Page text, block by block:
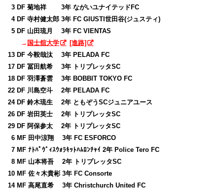
03 DF 菊地祥 3年 ながいユナイテッドFC
04 DF 寺村健太郎 3年 FC GIUSTI世田谷(ジュスティ)
05 DF 山田琉月 3年 FC VIENTAS
→ 国士舘大学
[進路]
13 DF 今鞍哉汰 3年 PELADA FC
17 DF 冨田航希 3年 トリプレッタSC
18 DF 羽澤蒼雲 3年 BOBBIT TOKYO FC
22 DF 川島空斗 2年 PELADA FC
24 DF 鈴木琉生 2年 ともぞうSCジュニアユース
26 DF 岩田英士 2年 トリプレッタSC
29 DF 阿保参太 2年 トリプレッタSC
06 MF 田中涼翔 3年 FC ESFORCO
07 MF ﾅﾄﾊﾟｳﾞｨｽｳｫﾗｷｯﾄﾊﾑﾛﾝﾁｬｲ 2年 Police Tero FC
08 MF 山本将吾 2年 トリプレッタSC
10 MF 佐々木貴彬 3年 FC Consorte
14 MF 高尾直希 3年 Christchurch United FC